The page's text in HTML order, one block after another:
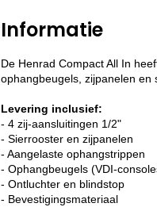
Informatie
De Henrad Compact All In
ophangbeugels, zijpanelen en
Levering inclusief:
- 4 zij-aansluitingen 1/2"
- Sierrooster en zijpanelen
- Aangelaste ophangstrippen
- Ophangbeugels (VDI-
- Ontluchter en blindstop
- Bevestigingsmateriaal